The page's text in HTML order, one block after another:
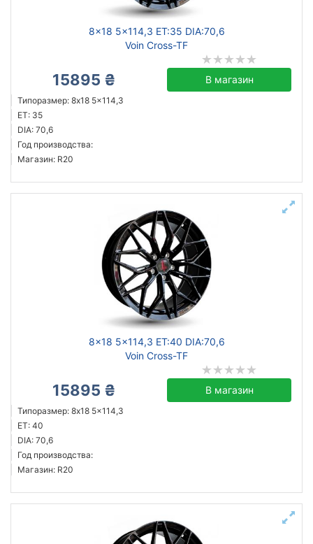
8x18 5x114,3 ET:35 DIA:70,6
Voin Cross-TF
15895 ₴ В магазин
Типоразмер: 8x18 5x114,3
ET: 35
DIA: 70,6
Год производства:
Магазин: R20
8x18 5x114,3 ET:40 DIA:70,6
Voin Cross-TF
15895 ₴ В магазин
Типоразмер: 8x18 5x114,3
ET: 40
DIA: 70,6
Год производства:
Магазин: R20